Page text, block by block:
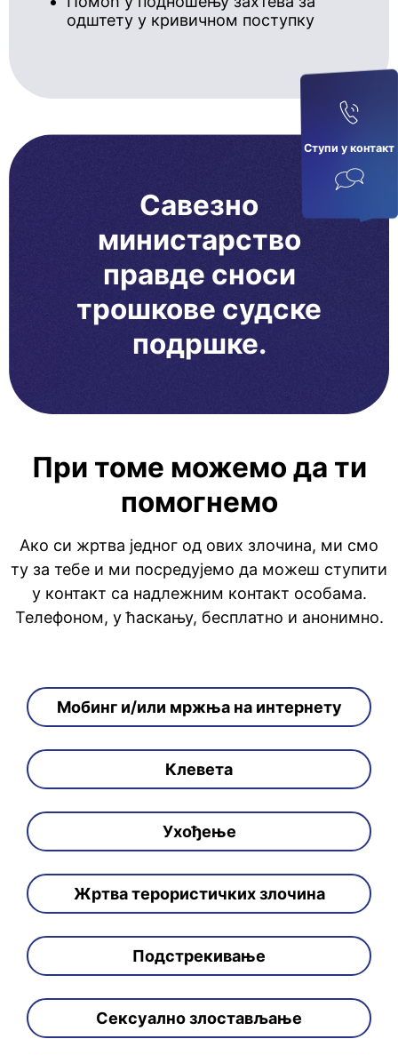
Ступи у кoнтaкт
одштету у кривичном поступку
Савезно
министарство
правде сноси
трошкове судске
подршке.
При томе можемо да ти
помогнемо
Ако си жртва једног од ових злочина, ми смо
ту за тебе и ми посредујемо да можеш ступити
у контакт са надлежним контакт особама.
Телефоном, у ћаскању, бесплатно и анонимно.
Мобинг и/или мржња на интернету
Клевета
Ухођење
Жртва терористичких злочина
Подстрекивање
Сексуално злостављање